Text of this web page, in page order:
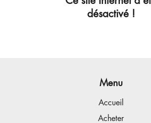
désactivé !
Menu
Accueil
Acheter